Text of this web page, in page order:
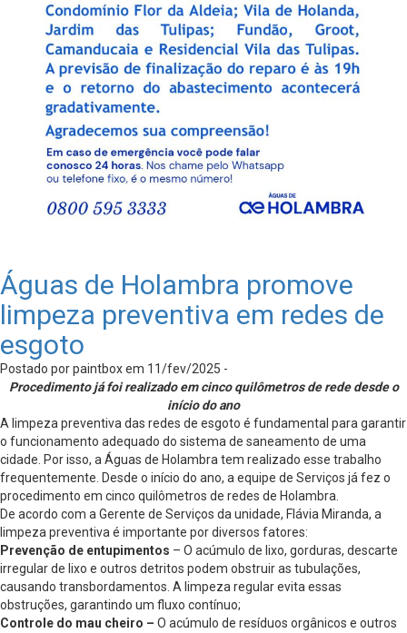
Águas de Holambra promove
limpeza preventiva em redes de
esgoto
Postado por paintbox em 11/fev/2025 -
Procedimento já foi realizado em cinco quilômetros de rede desde o
início do ano
A limpeza preventiva das redes de esgoto é fundamental para garantir
o funcionamento adequado do sistema de saneamento de uma
cidade. Por isso, a Águas de Holambra tem realizado esse trabalho
frequentemente. Desde o início do ano, a equipe de Serviços já fez o
procedimento em cinco quilômetros de redes de Holambra.
De acordo com a Gerente de Serviços da unidade, Flávia Miranda, a
limpeza preventiva é importante por diversos fatores:
Prevenção de entupimentos – O acúmulo de lixo, gorduras, descarte
irregular de lixo e outros detritos podem obstruir as tubulações,
causando transbordamentos. A limpeza regular evita essas
obstruções, garantindo um fluxo contínuo;
Controle do mau cheiro – O acúmulo de resíduos orgânicos e outros